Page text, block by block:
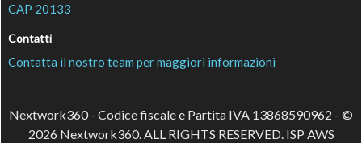
CAP 20133
Contatti
Contatta il nostro team per maggiori informazioni
Nextwork360 - Codice fiscale e Partita IVA 13868590962 - ©
2026 Nextwork360. ALL RIGHTS RESERVED. ISP AWS